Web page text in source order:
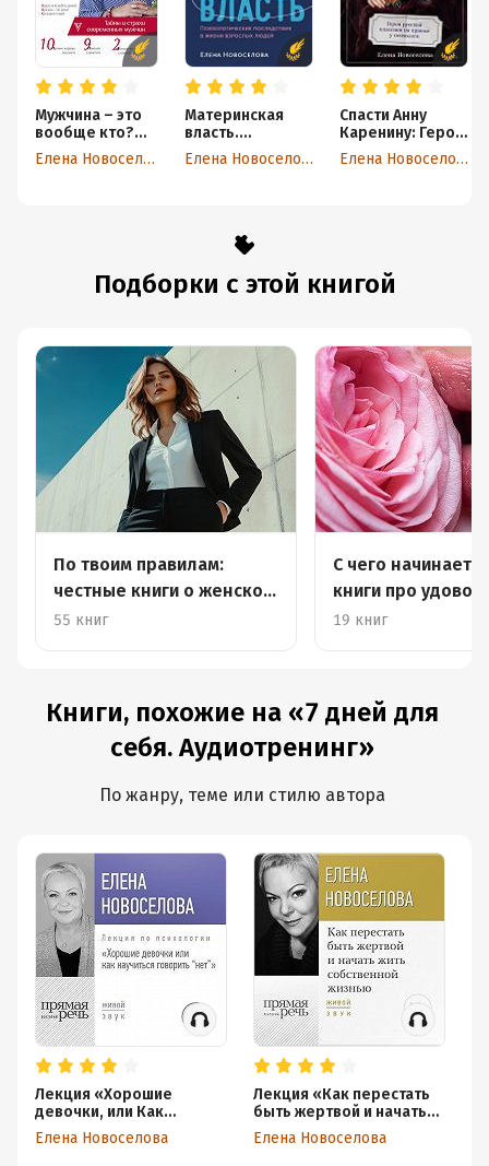
Мужчина – это
вообще кто?
Прочесть
каждой
Елена Новоселова
Материнская
власть.
Психологически
е последствия в
своей жизнью
Елена Новоселова
Спасти Анну
Каренину: Герои
русской
классики на
Елена Новоселова
Подборки с этой книгой
По твоим правилам:
честные книги о женском
успехе
55 книг
С чего
книги про
19 книг
Книги, похожие на «7 дней для
себя. Аудиотренинг»
По жанру, теме или стилю автора
Лекция «Хорошие
девочки, или Как
научиться говорить
„нет“»
Елена Новоселова
Лекция «Как перестать
быть жертвой и начать
жить собственной
жизнью»
Елена Новоселова